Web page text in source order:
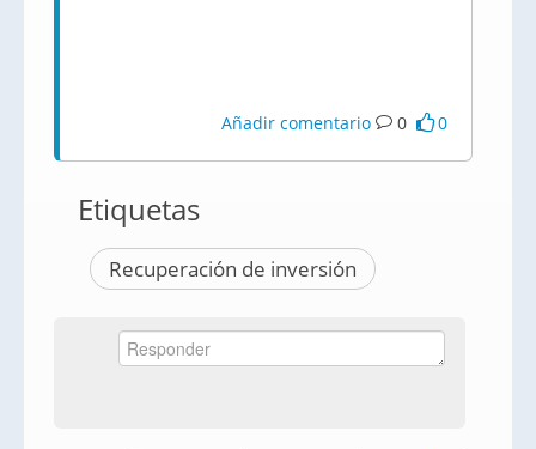
Añadir comentario 0 0
Etiquetas
Recuperación de inversión